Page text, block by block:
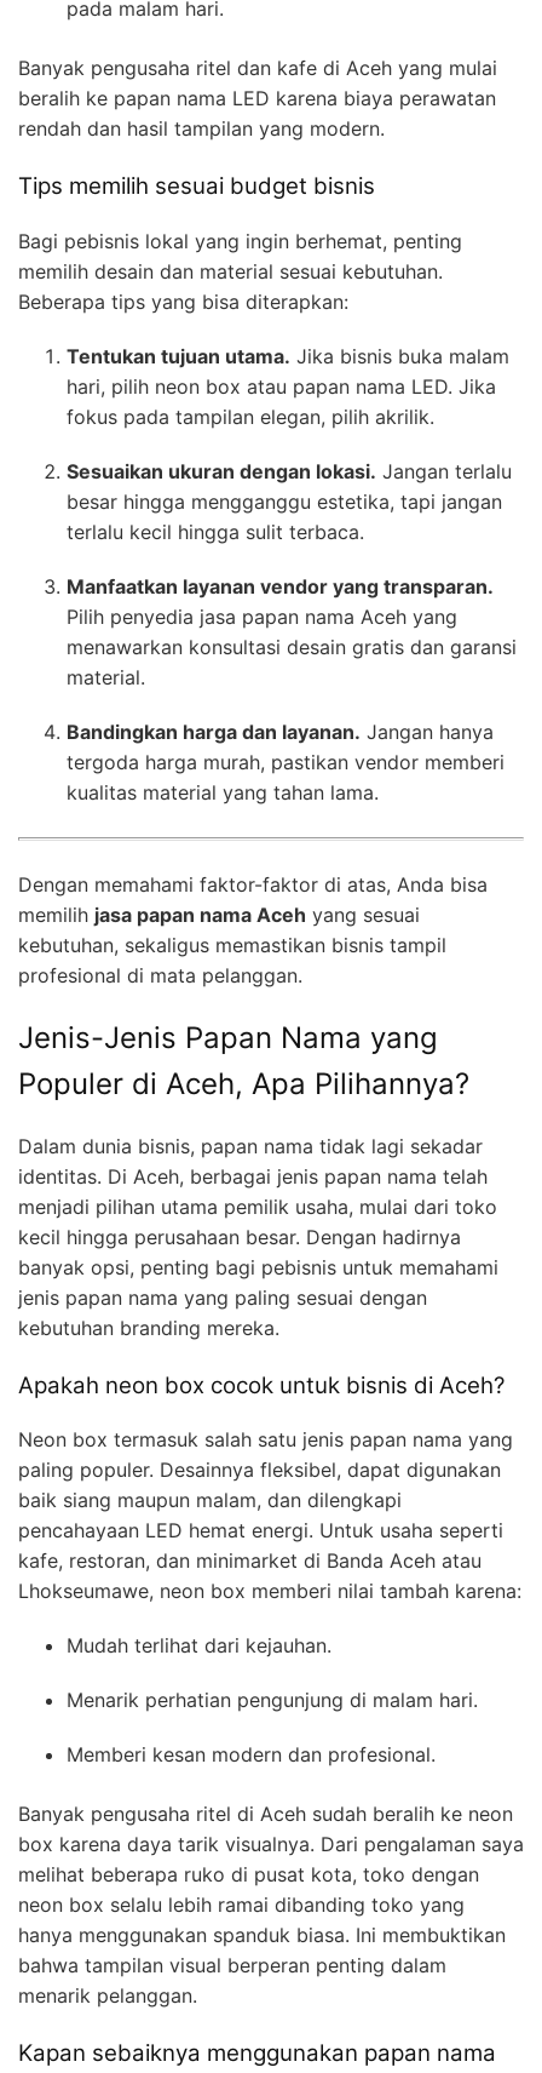
pada malam hari.
Banyak pengusaha ritel dan kafe di Aceh yang mulai
beralih ke papan nama LED karena biaya perawatan
rendah dan hasil tampilan yang modern.
Tips memilih sesuai budget bisnis
Bagi pebisnis lokal yang ingin berhemat, penting
memilih desain dan material sesuai kebutuhan.
Beberapa tips yang bisa diterapkan:
Tentukan tujuan utama. Jika bisnis buka malam
hari, pilih neon box atau papan nama LED. Jika
fokus pada tampilan elegan, pilih akrilik.
Sesuaikan ukuran dengan lokasi. Jangan terlalu
besar hingga mengganggu estetika, tapi jangan
terlalu kecil hingga sulit terbaca.
Manfaatkan layanan vendor yang transparan.
Pilih penyedia jasa papan nama Aceh yang
menawarkan konsultasi desain gratis dan garansi
material.
Bandingkan harga dan layanan. Jangan hanya
tergoda harga murah, pastikan vendor memberi
kualitas material yang tahan lama.
Dengan memahami faktor-faktor di atas, Anda bisa
memilih jasa papan nama Aceh yang sesuai
kebutuhan, sekaligus memastikan bisnis tampil
profesional di mata pelanggan.
Jenis-Jenis Papan Nama yang
Populer di Aceh, Apa Pilihannya?
Dalam dunia bisnis, papan nama tidak lagi sekadar
identitas. Di Aceh, berbagai jenis papan nama telah
menjadi pilihan utama pemilik usaha, mulai dari toko
kecil hingga perusahaan besar. Dengan hadirnya
banyak opsi, penting bagi pebisnis untuk memahami
jenis papan nama yang paling sesuai dengan
kebutuhan branding mereka.
Apakah neon box cocok untuk bisnis di Aceh?
Neon box termasuk salah satu jenis papan nama yang
paling populer. Desainnya fleksibel, dapat digunakan
baik siang maupun malam, dan dilengkapi
pencahayaan LED hemat energi. Untuk usaha seperti
kafe, restoran, dan minimarket di Banda Aceh atau
Lhokseumawe, neon box memberi nilai tambah karena:
Mudah terlihat dari kejauhan.
Menarik perhatian pengunjung di malam hari.
Memberi kesan modern dan profesional.
Banyak pengusaha ritel di Aceh sudah beralih ke neon
box karena daya tarik visualnya. Dari pengalaman saya
melihat beberapa ruko di pusat kota, toko dengan
neon box selalu lebih ramai dibanding toko yang
hanya menggunakan spanduk biasa. Ini membuktikan
bahwa tampilan visual berperan penting dalam
menarik pelanggan.
Kapan sebaiknya menggunakan papan nama